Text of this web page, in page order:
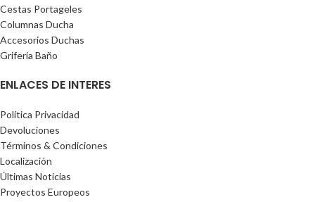
Cestas Portageles
Columnas Ducha
Accesorios Duchas
Grifería Baño
ENLACES DE INTERES
Política Privacidad
Devoluciones
Términos & Condiciones
Localización
Últimas Noticias
Proyectos Europeos